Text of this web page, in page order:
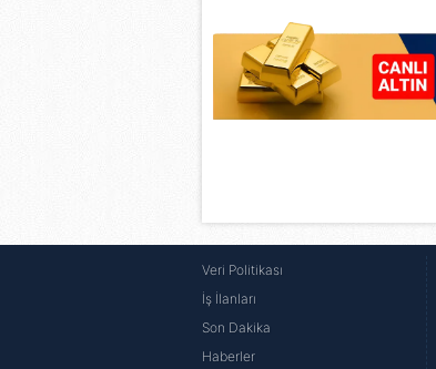
Veri Politikası
İş İlanları
Son Dakika
Haberler